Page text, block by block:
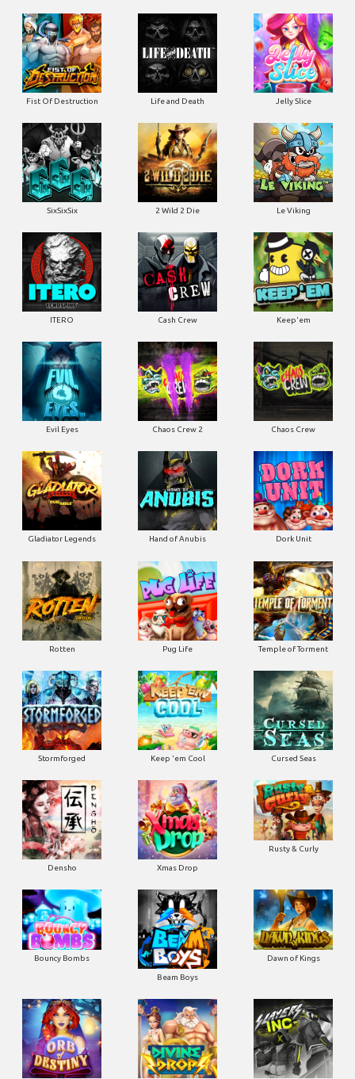
Fist Of Destruction Life and Death Jelly Slice
SixSixSix 2 Wild 2 Die Le Viking
ITERO Cash Crew Keep'em
Evil Eyes Chaos Crew 2 Chaos Crew
Gladiator Legends Hand of Anubis Dork Unit
Rotten Pug Life Temple of Torment
Stormforged Keep 'em Cool Cursed Seas
Densho Xmas Drop
Rusty & Curly
Bouncy Bombs
Beam Boys
Dawn of Kings